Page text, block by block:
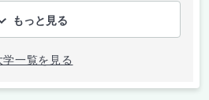
もっと見る
学一覧を見る